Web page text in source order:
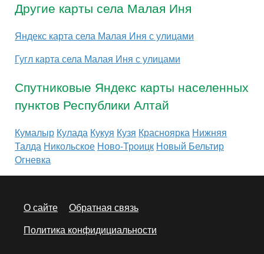
Другие карты села Малая Иня
Яндекс карта села Малая Иня с улицами
Гугл карта села Малая Иня с улицами
Спутниковые Яндекс карты населенных
пунктов Республики Алтай
Кумалыр Кулада Кукуя Кузя Красноярка Нижняя
Талда Никольское Ново-Троицк Новый Бельтир
Огневка
О сайте
Обратная связь
Политика конфидициальности